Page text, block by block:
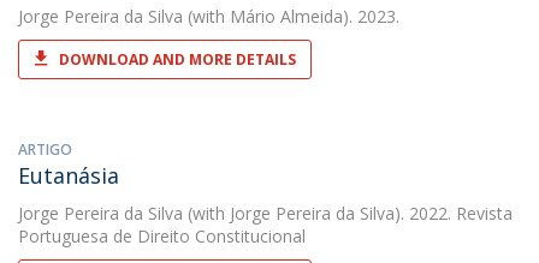
Jorge Pereira da Silva (with Mário Almeida). 2023.
DOWNLOAD AND MORE DETAILS
ARTIGO
Eutanásia
Jorge Pereira da Silva (with Jorge Pereira da Silva). 2022. Revista
Portuguesa de Direito Constitucional